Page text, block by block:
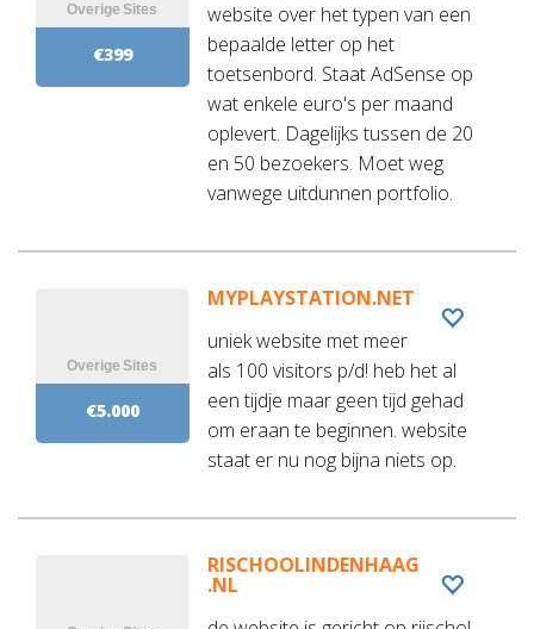
€399
website over het typen van een
bepaalde letter op het
toetsenbord. Staat AdSense op
wat enkele euro's per maand
oplevert. Dagelijks tussen de 20
en 50 bezoekers. Moet weg
vanwege uitdunnen portfolio.
€5.000
MYPLAYSTATION.NET
uniek website met meer
als 100 visitors p/d! heb het al
een tijdje maar geen tijd gehad
om eraan te beginnen. website
staat er nu nog bijna niets op.
RISCHOOLINDENHAAG
.NL